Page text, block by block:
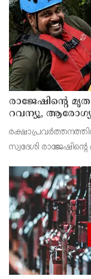
രാജേഷിന്റെ
റവന്യൂ,
കടുത്ത
ശക്തമായ
സ്വദേശി
കണ്ണൂർ ജില്ലാ